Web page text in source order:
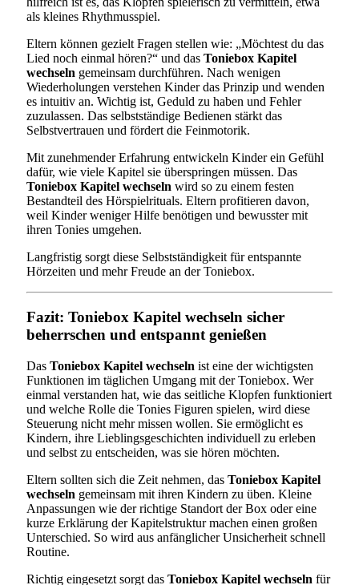
als kleines Rhythmusspiel.
Eltern können gezielt Fragen stellen wie: „Möchtest du das
Lied noch einmal hören?“ und das Toniebox Kapitel
wechseln gemeinsam durchführen. Nach wenigen
Wiederholungen verstehen Kinder das Prinzip und wenden
es intuitiv an. Wichtig ist, Geduld zu haben und Fehler
zuzulassen. Das selbstständige Bedienen stärkt das
Selbstvertrauen und fördert die Feinmotorik.
Mit zunehmender Erfahrung entwickeln Kinder ein Gefühl
dafür, wie viele Kapitel sie überspringen müssen. Das
Toniebox Kapitel wechseln wird so zu einem festen
Bestandteil des Hörspielrituals. Eltern profitieren davon,
weil Kinder weniger Hilfe benötigen und bewusster mit
ihren Tonies umgehen.
Langfristig sorgt diese Selbstständigkeit für entspannte
Hörzeiten und mehr Freude an der Toniebox.
Fazit: Toniebox Kapitel wechseln sicher
beherrschen und entspannt genießen
Das Toniebox Kapitel wechseln ist eine der wichtigsten
Funktionen im täglichen Umgang mit der Toniebox. Wer
einmal verstanden hat, wie das seitliche Klopfen funktioniert
und welche Rolle die Tonies Figuren spielen, wird diese
Steuerung nicht mehr missen wollen. Sie ermöglicht es
Kindern, ihre Lieblingsgeschichten individuell zu erleben
und selbst zu entscheiden, was sie hören möchten.
Eltern sollten sich die Zeit nehmen, das Toniebox Kapitel
wechseln gemeinsam mit ihren Kindern zu üben. Kleine
Anpassungen wie der richtige Standort der Box oder eine
kurze Erklärung der Kapitelstruktur machen einen großen
Unterschied. So wird aus anfänglicher Unsicherheit schnell
Routine.
Richtig eingesetzt sorgt das Toniebox Kapitel wechseln für